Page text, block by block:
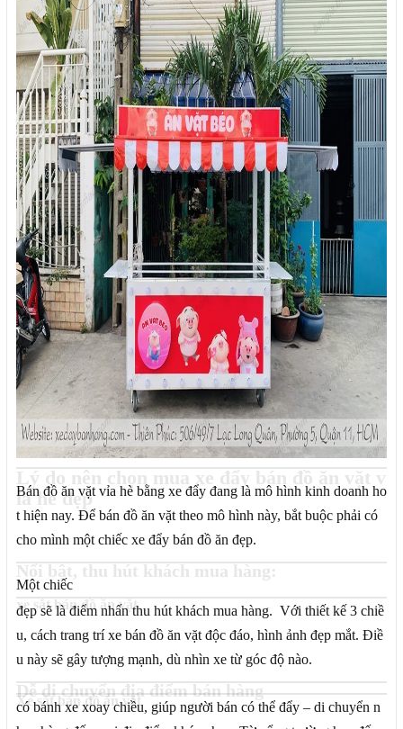
Lý do nên chọn mua xe đẩy bán đồ ăn vặt v
ỉa hè đẹp
Bán đồ ăn vặt vỉa hè bằng xe đẩy đang là mô hình kinh doanh ho
t hiện nay. Để bán đồ ăn vặt theo mô hình này, bắt buộc phải có
cho mình một chiếc xe đẩy bán đồ ăn đẹp.
Nổi bật, thu hút khách mua hàng:
Một chiếc
xe sắt bán đồ ăn vặt
đẹp sẽ là điểm nhấn thu hút khách mua hàng. Với thiết kế 3 chiề
u, cách trang trí xe bán đồ ăn vặt độc đáo, hình ảnh đẹp mắt. Điề
u này sẽ gây tượng mạnh, dù nhìn xe từ góc độ nào.
Dễ di chuyển địa điểm bán hàng
Xe sắt bán đồ ăn vặt
có bánh xe xoay chiều, giúp người bán có thể đẩy – di chuyển n